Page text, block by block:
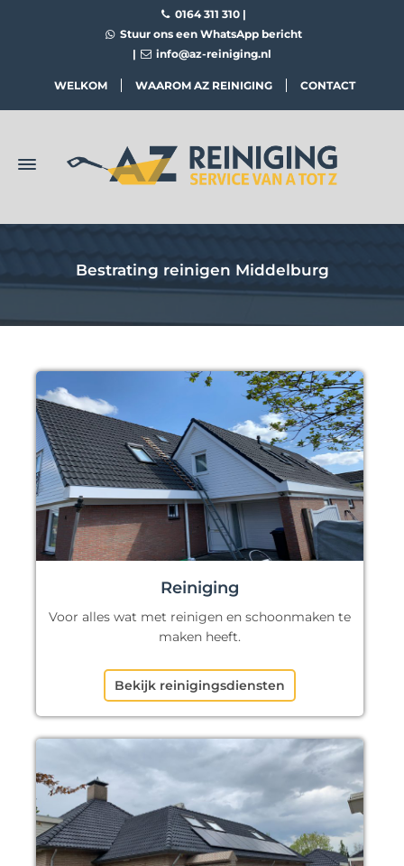
0164 311 310 |
Stuur ons een WhatsApp bericht
|
info@az-reiniging.nl
WELKOM WAAROM AZ REINIGING CONTACT
Bestrating reinigen Middelburg
Reiniging
Voor alles wat met reinigen en schoonmaken te
maken heeft.
Bekijk reinigingsdiensten